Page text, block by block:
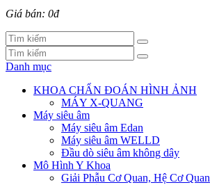
Giá bán: 0đ
Danh mục
KHOA CHẨN ĐOÁN HÌNH ẢNH
MÁY X-QUANG
Máy siêu âm
Máy siêu âm Edan
Máy siêu âm WELLD
Đầu dò siêu âm không dây
Mô Hình Y Khoa
Giải Phẫu Cơ Quan, Hệ Cơ Quan